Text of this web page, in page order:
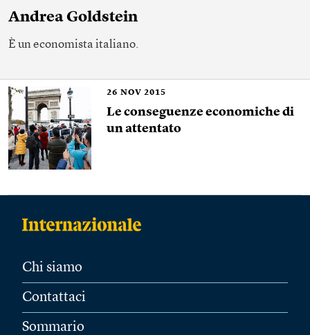
Andrea Goldstein
È un economista italiano.
26 NOV 2015
Le conseguenze economiche di
un attentato
Chi siamo
Contattaci
Sommario